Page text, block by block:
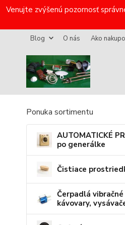
Venujte zvýšenú pozornosť
Blog O nás Ako
Ponuka sortimentu
AUTOMATICKÉ
po generálke
Čistiace
Čerpadlá vibračné
kávovary,